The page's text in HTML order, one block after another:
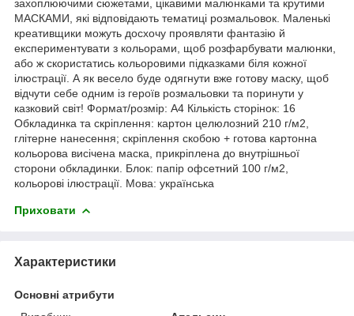
захоплюючими сюжетами, цікавими малюнками та крутими
МАСКАМИ, які відповідають тематиці розмальовок. Маленькі
креативщики можуть досхочу проявляти фантазію й
експериментувати з кольорами, щоб розфарбувати малюнки,
або ж скористатись кольоровими підказками біля кожної
ілюстрації. А як весело буде одягнути вже готову маску, щоб
відчути себе одним із героїв розмальовки та поринути у
казковий світ! Формат/розмір: А4 Кількість сторінок: 16
Обкладинка та скріплення: картон целюлозний 210 г/м2,
глітерне нанесення; скріплення скобою + готова картонна
кольорова висічена маска, прикріплена до внутрішньої
сторони обкладинки. Блок: папір офсетний 100 г/м2,
кольорові ілюстрації. Мова: українська
Приховати
Характеристики
Основні атрибути